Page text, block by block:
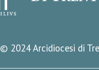
© 2024 Arcidiocesi di